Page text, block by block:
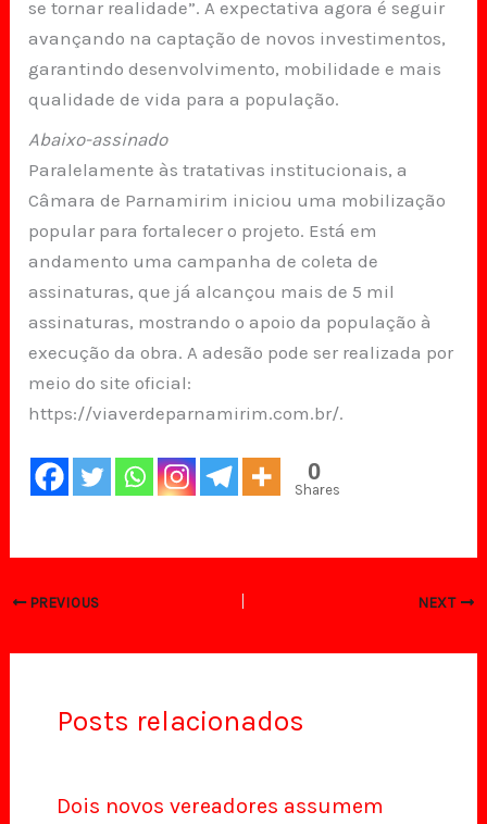
se tornar realidade”. A expectativa agora é seguir
avançando na captação de novos investimentos,
garantindo desenvolvimento, mobilidade e mais
qualidade de vida para a população.
Abaixo-assinado
Paralelamente às tratativas institucionais, a
Câmara de Parnamirim iniciou uma mobilização
popular para fortalecer o projeto. Está em
andamento uma campanha de coleta de
assinaturas, que já alcançou mais de 5 mil
assinaturas, mostrando o apoio da população à
execução da obra. A adesão pode ser realizada por
meio do site oficial:
https://viaverdeparnamirim.com.br/.
0
Shares
PREVIOUS NEXT
Posts relacionados
Dois novos vereadores assumem